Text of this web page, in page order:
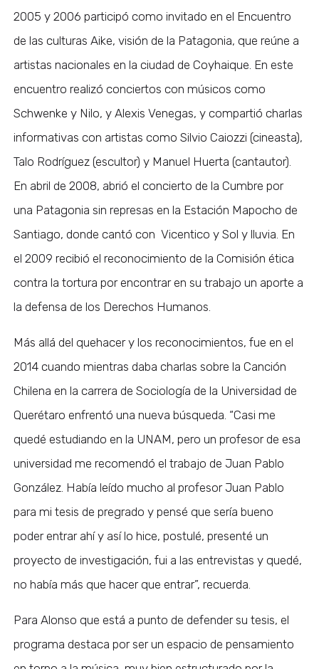
2005 y 2006 participó como invitado en el Encuentro
de las culturas Aike, visión de la Patagonia, que reúne a
artistas nacionales en la ciudad de Coyhaique. En este
encuentro realizó conciertos con músicos como
Schwenke y Nilo, y Alexis Venegas, y compartió charlas
informativas con artistas como Silvio Caiozzi (cineasta),
Talo Rodríguez (escultor) y Manuel Huerta (cantautor).
En abril de 2008, abrió el concierto de la Cumbre por
una Patagonia sin represas en la Estación Mapocho de
Santiago, donde cantó con Vicentico y Sol y lluvia. En
el 2009 recibió el reconocimiento de la Comisión ética
contra la tortura por encontrar en su trabajo un aporte a
la defensa de los Derechos Humanos.
Más allá del quehacer y los reconocimientos, fue en el
2014 cuando mientras daba charlas sobre la Canción
Chilena en la carrera de Sociología de la Universidad de
Querétaro enfrentó una nueva búsqueda. “Casi me
quedé estudiando en la UNAM, pero un profesor de esa
universidad me recomendó el trabajo de Juan Pablo
González. Había leído mucho al profesor Juan Pablo
para mi tesis de pregrado y pensé que sería bueno
poder entrar ahí y así lo hice, postulé, presenté un
proyecto de investigación, fui a las entrevistas y quedé,
no había más que hacer que entrar”, recuerda.
Para Alonso que está a punto de defender su tesis, el
programa destaca por ser un espacio de pensamiento